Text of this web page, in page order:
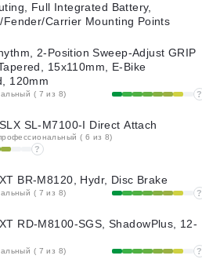
Full Integrated Battery,
Fender/Carrier Mounting Points
2-Position Sweep-Adjust GRIP
15x110mm, E-Bike
120mm
( 7 из 8) ?
SL-M7100-I Direct Attach
( 6 из 8)
?
BR-M8120, Hydr, Disc Brake
( 7 из 8) ?
RD-M8100-SGS, ShadowPlus, 12-
( 7 из 8) ?